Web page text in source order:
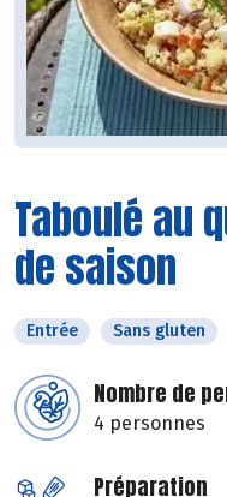
Taboulé au
de saison
Entrée Sans gluten
Nombre de
4 personnes
Préparation